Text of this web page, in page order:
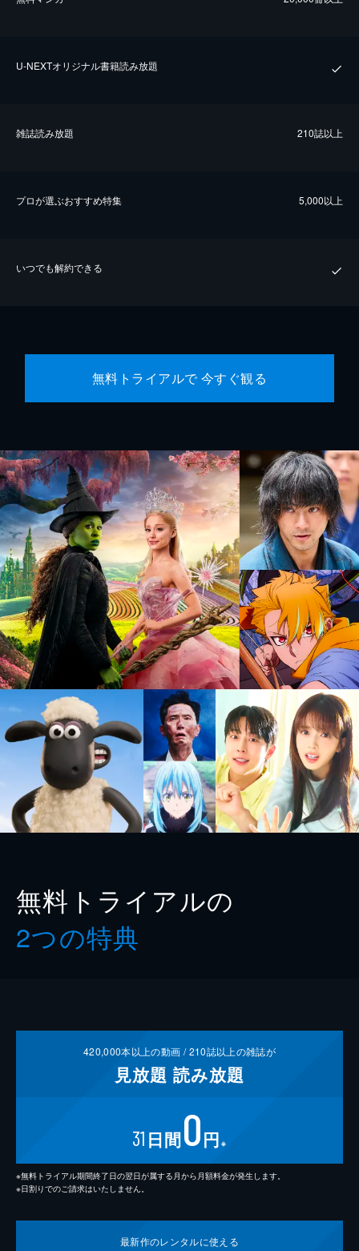
U-NEXTオリジナル書籍読み放題
雑誌読み放題 210誌以上
プロが選ぶおすすめ特集 5,000以上
いつでも解約できる
無料トライアルで 今すぐ観る
無料トライアルの
2つの特典
420,000本以上の動画 /210誌以上の雑誌が
見放題 読み放題
31 日間0円 ※
※無料トライアル期間終了日の翌日が属する月から月額料金が発生します。
※日割りでのご請求はいたしません。
最新作のレンタルに使える